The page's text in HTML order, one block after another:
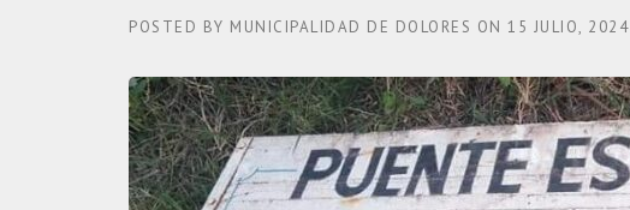
POSTED BY MUNICIPALIDAD DE DOLORES ON 15 JULIO, 2024